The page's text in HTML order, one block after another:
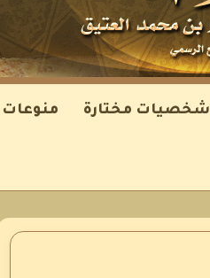
شخصيات مختارة منوعات